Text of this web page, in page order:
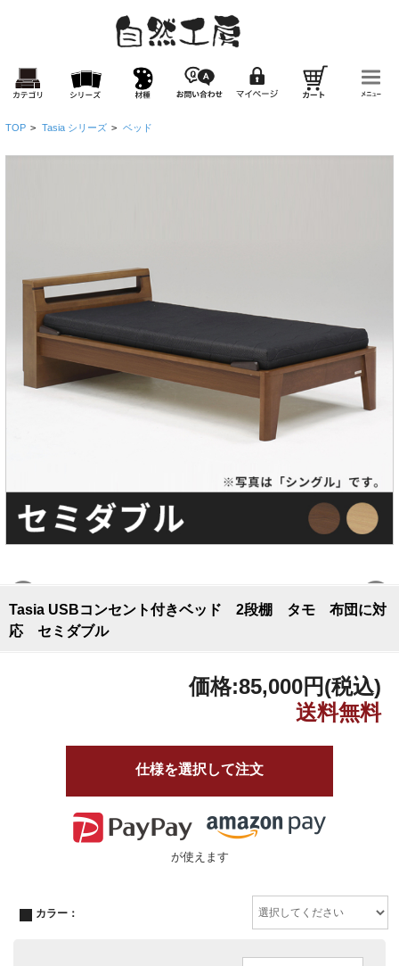
TOP > Tasia シリーズ > ベッド
Tasia USBコンセント付きベッド 2段棚 タモ 布団に対
応 セミダブル
価格:85,000円(税込)
仕様を選択して注文
が使えます
カラー：